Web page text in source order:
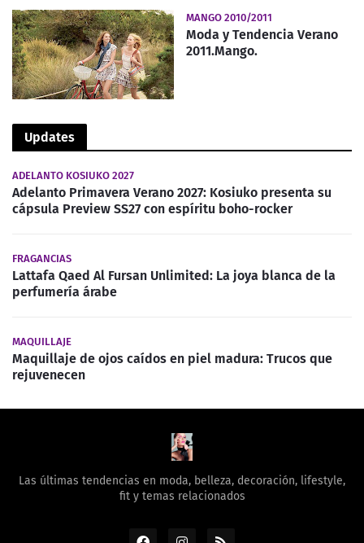
MANGO 2010/2011
Moda y Tendencia Verano
2011.Mango.
Updates
ADELANTO KOSIUKO 2027
Adelanto Primavera Verano 2027: Kosiuko presenta su
cápsula Preview SS27 con espíritu boho-rocker
FRAGANCIAS
Lattafa Qaed Al Fursan Unlimited: La joya blanca de la
perfumería árabe
MAQUILLAJE
Maquillaje de ojos caídos en piel madura: Trucos que
rejuvenecen
Las últimas tendencias en moda, belleza, decoración, lifestyle,
fit y temas relacionados